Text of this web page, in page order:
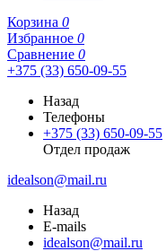
Корзина 0
Избранное 0
Сравнение 0
+375 (33) 650-09-55
Назад
Телефоны
+375 (33) 650-09-55
Отдел продаж
idealson@mail.ru
Назад
E-mails
idealson@mail.ru